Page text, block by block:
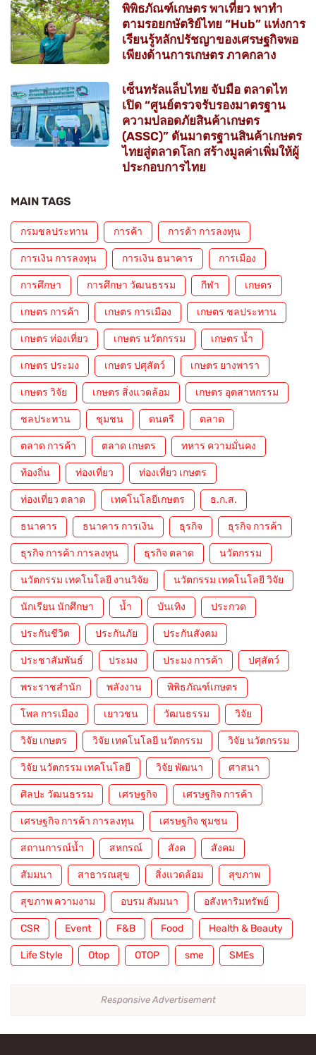
พิพิธภัณฑ์เกษตร พาเที่ยว พาทำ
ตามรอยกษัตริย์ไทย “Hub” แห่งการ
เรียนรู้หลักปรัชญาของเศรษฐกิจพอ
เพียงด้านการเกษตร ภาคกลาง
เซ็นทรัลแล็บไทย จับมือ ตลาดไท
เปิด “ศูนย์ตรวจรับรองมาตรฐาน
ความปลอดภัยสินค้าเกษตร
(ASSC)” ดันมาตรฐานสินค้าเกษตร
ไทยสู่ตลาดโลก สร้างมูลค่าเพิ่มให้ผู้
ประกอบการไทย
MAIN TAGS
กรมชลประทาน การค้า การค้า การลงทุน
การเงิน การลงทุน การเงิน ธนาคาร การเมือง
การศึกษา การศึกษา วัฒนธรรม กีฬา เกษตร
เกษตร การค้า เกษตร การเมือง เกษตร ชลประทาน
เกษตร ท่องเที่ยว เกษตร นวัตกรรม เกษตร น้ำ
เกษตร ประมง เกษตร ปศุสัตว์ เกษตร ยางพารา
เกษตร วิจัย เกษตร สิ่งแวดล้อม เกษตร อุตสาหกรรม
ชลประทาน ชุมชน ดนตรี ตลาด
ตลาด การค้า ตลาด เกษตร ทหาร ความมั่นคง
ท้องถิ่น ท่องเที่ยว ท่องเที่ยว เกษตร
ท่องเที่ยว ตลาด เทคโนโลยีเกษตร ธ.ก.ส.
ธนาคาร ธนาคาร การเงิน ธุรกิจ ธุรกิจ การค้า
ธุรกิจ การค้า การลงทุน ธุรกิจ ตลาด นวัตกรรม
นวัตกรรม เทคโนโลยี งานวิจัย นวัตกรรม เทคโนโลยี วิจัย
นักเรียน นักศึกษา น้ำ บันเทิง ประกวด
ประกันชีวิต ประกันภัย ประกันสังคม
ประชาสัมพันธ์ ประมง ประมง การค้า ปศุสัตว์
พระราชสำนัก พลังงาน พิพิธภัณฑ์เกษตร
โพล การเมือง เยาวชน วัฒนธรรม วิจัย
วิจัย เกษตร วิจัย เทคโนโลยี นวัตกรรม วิจัย นวัตกรรม
วิจัย นวัตกรรม เทคโนโลยี วิจัย พัฒนา ศาสนา
ศิลปะ วัฒนธรรม เศรษฐกิจ เศรษฐกิจ การค้า
เศรษฐกิจ การค้า การลงทุน เศรษฐกิจ ชุมชน
สถานการณ์น้ำ สหกรณ์ สังค สังคม
สัมมนา สาธารณสุข สิ่งแวดล้อม สุขภาพ
สุขภาพ ความงาม อบรม สัมมนา อสังหาริมทรัพย์
CSR Event F&B Food Health & Beauty
Life Style Otop OTOP sme SMEs
Responsive Advertisement